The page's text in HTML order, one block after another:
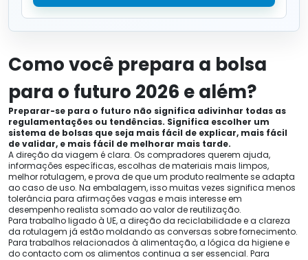
Como você prepara a bolsa
para o futuro 2026 e além?
Preparar-se para o futuro não significa adivinhar todas as
regulamentações ou tendências. Significa escolher um
sistema de bolsas que seja mais fácil de explicar, mais fácil
de validar, e mais fácil de melhorar mais tarde.
A direção da viagem é clara. Os compradores querem ajuda,
informações específicas, escolhas de materiais mais limpos,
melhor rotulagem, e prova de que um produto realmente se adapta
ao caso de uso. Na embalagem, isso muitas vezes significa menos
tolerância para afirmações vagas e mais interesse em
desempenho realista somado ao valor de reutilização.
Para trabalho ligado à UE, a direção da reciclabilidade e a clareza
da rotulagem já estão moldando as conversas sobre fornecimento.
Para trabalhos relacionados à alimentação, a lógica da higiene e
do contacto com os alimentos continua a ser essencial. Para